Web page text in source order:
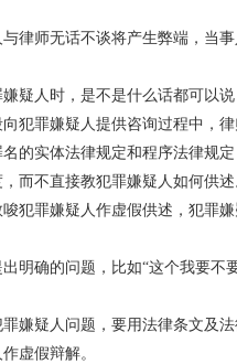
律师无话不谈将产生弊端，当
疑人时，是不是什么话都可以
犯罪嫌疑人提供咨询过程中，
的实体法律规定和程序法律规
而不直接教犯罪嫌疑人如何供述
犯罪嫌疑人作虚假供述，犯罪
明确的问题，比如“这个我要不
嫌疑人问题，要用法律条文及
虚假辩解。